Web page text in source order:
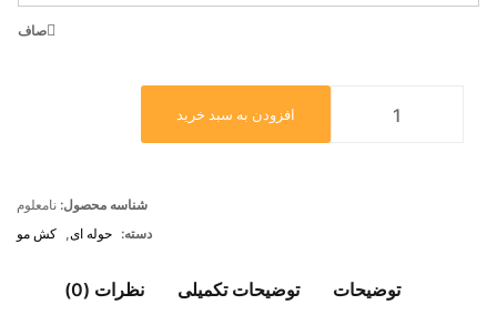
صاف
افزودن به سبد خرید
شناسه محصول: نامعلوم
دسته: حوله ای کش مو
توضیحات توضیحات تکمیلی نظرات (0)